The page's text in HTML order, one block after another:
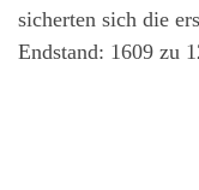
sicherten sich die
Endstand: 1609 zu